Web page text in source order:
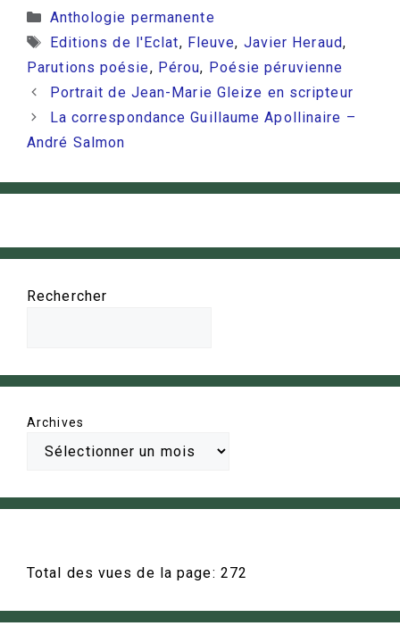
Catégories
Anthologie permanente
Étiquettes
Editions de l'Eclat, Fleuve, Javier Heraud,
Parutions poésie, Pérou, Poésie péruvienne
Portrait de Jean-Marie Gleize en scripteur
La correspondance Guillaume Apollinaire –
André Salmon
Rechercher
Archives
Total des vues de la page: 272